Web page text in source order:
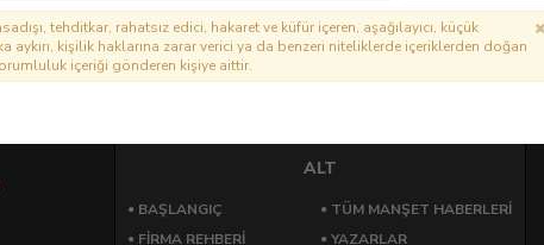
tehditkar, rahatsız edici, hakaret ve küfür içeren, aşağılayıcı, küçük
kişilik haklarına zarar verici ya da benzeri niteliklerde içeriklerden doğan
içeriği gönderen kişiye aittir.
ALT
BAŞLANGIÇ
TÜM MANŞET HABERLERİ
FİRMA REHBERİ
YAZARLAR